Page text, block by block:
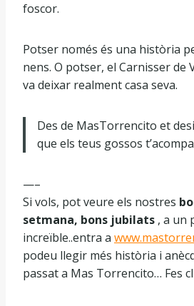
foscor.
Potser només és una història
nens. O potser, el Carnisser de
va deixar realment casa seva.
Des de MasTorrencito et
que els teus gossos
—–
Si vols, pot veure els nostres
setmana, bons jubilats , a un
increïble..entra a
podeu llegir més història i
passat a Mas Torrencito… Fes